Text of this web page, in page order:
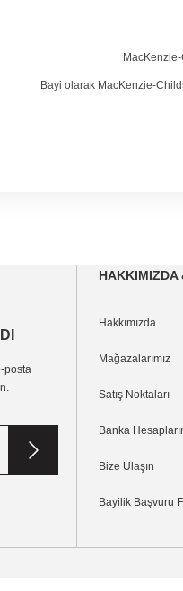
+90 (242) 322 48 88
Bayileri
Bayi olarak MacKenzie-
posta
Hakkımızda
Mağazalarımız
Satış Noktaları
Banka
Bize Ulaşın
Bayilik Başvuru